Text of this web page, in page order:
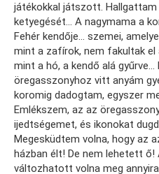
játékokkal játszott.
ketyegését… A nagymama a
Fehér kendője… szemei,
mint a zafírok, nem fakultak el
mint a hó, a kendő alá gyűrve…
öregasszonyhoz vitt anyám
koromig dadogtam, egyszer
Emlékszem, az az
ijedtségemet, és ikonokat
Megesküdtem volna, hogy az
házban élt! De nem lehetett ő!
változhatott volna meg